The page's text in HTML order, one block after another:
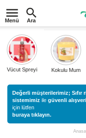
Menü Ara
Vücut Spreyi Kokulu Mum
Değerli müşterilerimiz; Sıfır
sistemimiz ile güvenli
için lütfen
buraya tıklayın.